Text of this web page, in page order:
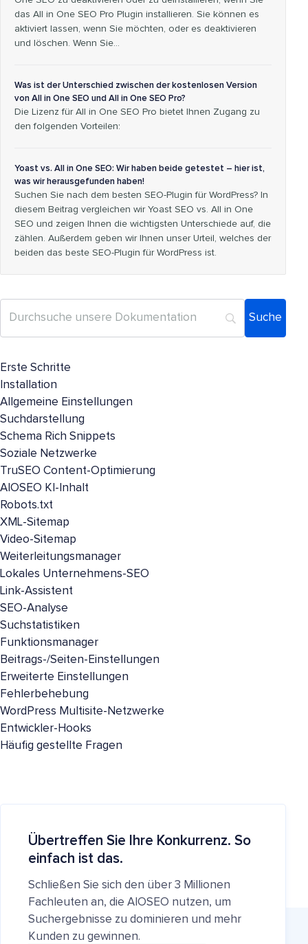
das All in One SEO Pro Plugin installieren. Sie können es
aktiviert lassen, wenn Sie möchten, oder es deaktivieren
und löschen. Wenn Sie…
Was ist der Unterschied zwischen der kostenlosen Version
von All in One SEO und All in One SEO Pro?
Die Lizenz für All in One SEO Pro bietet Ihnen Zugang zu
den folgenden Vorteilen:
Yoast vs. All in One SEO: Wir haben beide getestet – hier ist,
was wir herausgefunden haben!
Suchen Sie nach dem besten SEO-Plugin für WordPress? In
diesem Beitrag vergleichen wir Yoast SEO vs. All in One
SEO und zeigen Ihnen die wichtigsten Unterschiede auf, die
zählen. Außerdem geben wir Ihnen unser Urteil, welches der
beiden das beste SEO-Plugin für WordPress ist.
Erste Schritte
Installation
Allgemeine Einstellungen
Suchdarstellung
Schema Rich Snippets
Soziale Netzwerke
TruSEO Content-Optimierung
AIOSEO KI-Inhalt
Robots.txt
XML-Sitemap
Video-Sitemap
Weiterleitungsmanager
Lokales Unternehmens-SEO
Link-Assistent
SEO-Analyse
Suchstatistiken
Funktionsmanager
Beitrags-/Seiten-Einstellungen
Erweiterte Einstellungen
Fehlerbehebung
WordPress Multisite-Netzwerke
Entwickler-Hooks
Häufig gestellte Fragen
Übertreffen Sie Ihre Konkurrenz. So
einfach ist das.
Schließen Sie sich den über 3 Millionen
Fachleuten an, die AIOSEO nutzen, um
Suchergebnisse zu dominieren und mehr
Kunden zu gewinnen.